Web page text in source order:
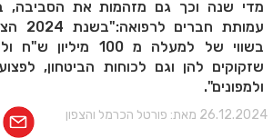
מדי שנה וכך גם מזהמות את הסביבה,
עמותת
בשווי של למעלה מ 100
שזקוקים להן וגם לכוחות הביטחון,
ולמפונים".
מאת: פורטל הכרמל והצפון